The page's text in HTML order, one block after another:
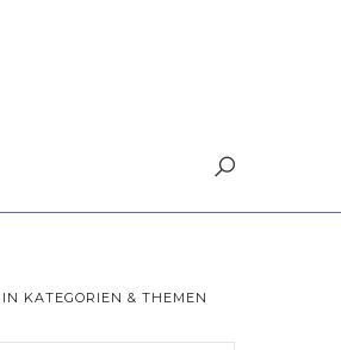
IN KATEGORIEN & THEMEN